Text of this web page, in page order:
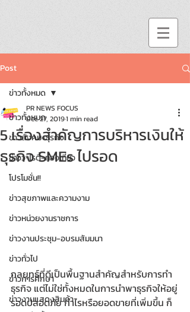
Post
ข่าวทั้งหมด
ข่าวสังคม-ธุรกิจ
ข่าววาไรตี้-ท่องเที่ยว
โปรโมชั่น!!
ข่าวสุขภาพและความงาม
ข่าวหน่วยงานราชการ
ข่าวงานประชุม-อบรมสัมมนา
ข่าวทั่วไป
ข่าวการศึกษา
ข่าวงานแสดงสินค้า
ข่าวทั้งหมด
5 เรื่องสำคัญการบริหารเงินให้
ธุรกิจ SMEs ไปรอด
PR NEWS FOCUS
Dec 27, 20191 min read
กลยุทธ์ที่ดีเป็นพื้นฐานสำคัญสำหรับการทำ
ธุรกิจ แต่ไม่ใช่ทั้งหมดในการนำพาธุรกิจให้อยู่
รอดปลอดภัย กำไรหรือยอดขายที่เพิ่มขึ้น ก็